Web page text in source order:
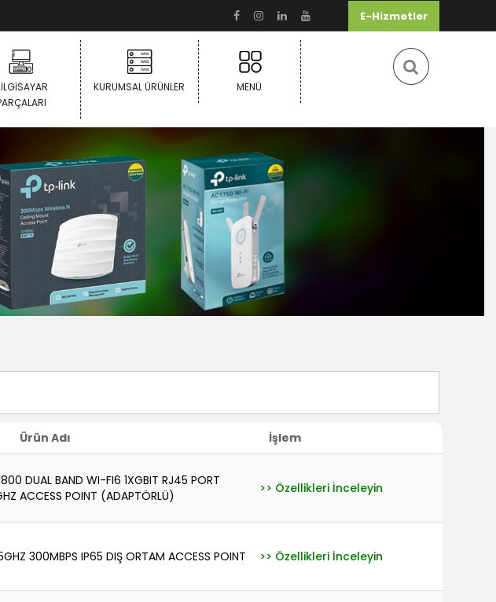
E-Hizmetler
KURUMSAL ÜRÜNLER MENÜ
Ürün Adı İşlem
DUAL BAND WI-FI6 1XGBIT RJ45 PORT
ACCESS POINT (ADAPTÖRLÜ)
>> Özellikleri İnceleyin
300MBPS IP65 DIŞ ORTAM ACCESS POINT >> Özellikleri İnceleyin